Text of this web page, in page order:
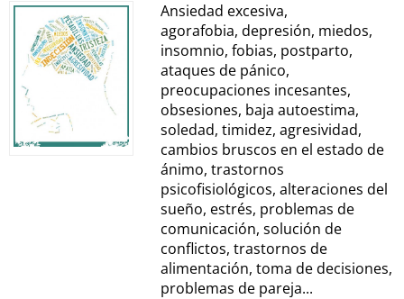
Ansiedad excesiva,
agorafobia, depresión, miedos,
insomnio, fobias, postparto,
ataques de pánico,
preocupaciones incesantes,
obsesiones, baja autoestima,
soledad, timidez, agresividad,
cambios bruscos en el estado de
ánimo, trastornos
psicofisiológicos, alteraciones del
sueño, estrés, problemas de
comunicación, solución de
conflictos, trastornos de
alimentación, toma de decisiones,
problemas de pareja...